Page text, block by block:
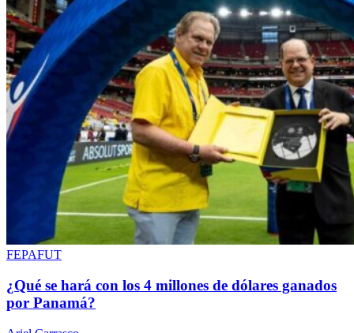
FEPAFUT
¿Qué se hará con los 4 millones de dólares ganados
por Panamá?